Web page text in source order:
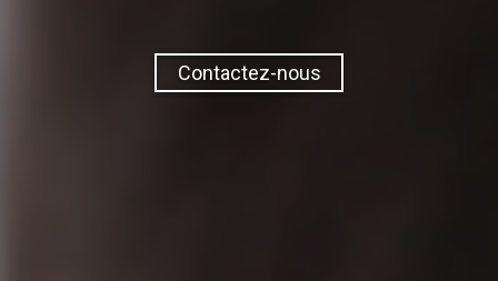
Contactez-nous